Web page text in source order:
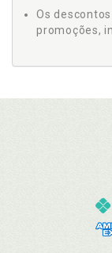
Os
promoções,